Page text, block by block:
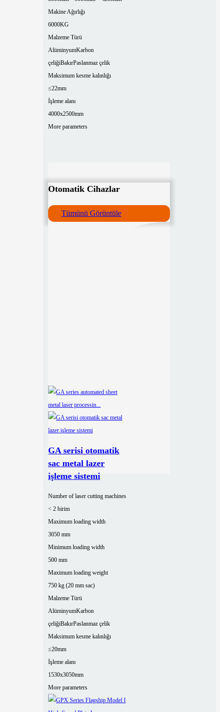
Makine Ağırlığı
6000KG
Malzeme Türü
AlüminyumKarbon
çeliğiBakırPaslanmaz çelik
Maksimum kesme kalınlığı
≤22mm
İşleme alanı
4000x2500mm
More parameters
Otomatik Cihazlar
Tümünü Görüntüle
GA serisi otomatik
sac metal lazer
işleme sistemi
Number of laser cutting machines
< 2 birim
Maximum loading width
3050 mm
Minimum loading width
500 mm
Maximum loading weight
750 kg (20 mm sac)
Malzeme Türü
AlüminyumKarbon
çeliğiBakırPaslanmaz çelik
Maksimum kesme kalınlığı
≤20mm
İşleme alanı
1530x3050mm
More parameters